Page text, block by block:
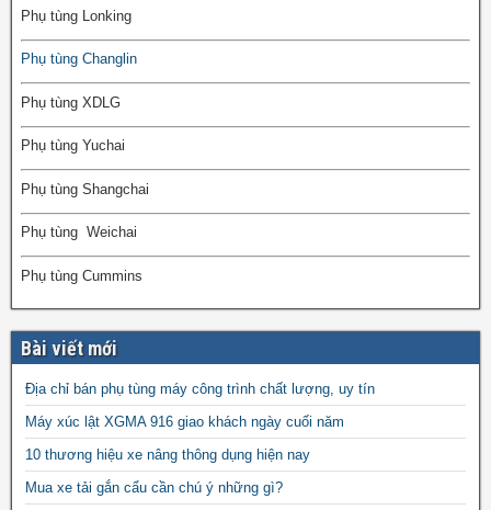
Phụ tùng Lonking
Phụ tùng Changlin
Phụ tùng XDLG
Phụ tùng Yuchai
Phụ tùng Shangchai
Phụ tùng Weichai
Phụ tùng Cummins
Bài viết mới
Địa chỉ bán phụ tùng máy công trình chất lượng, uy tín
Máy xúc lật XGMA 916 giao khách ngày cuối năm
10 thương hiệu xe nâng thông dụng hiện nay
Mua xe tải gắn cẩu cần chú ý những gì?